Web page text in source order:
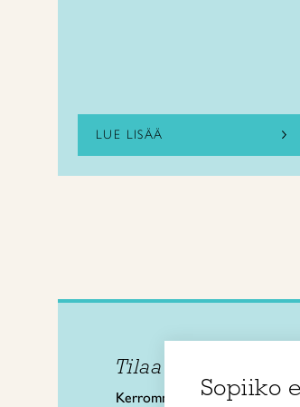
LUE LISÄÄ
Tilaa uutiskirje
Kerromme käsityönSopiiko